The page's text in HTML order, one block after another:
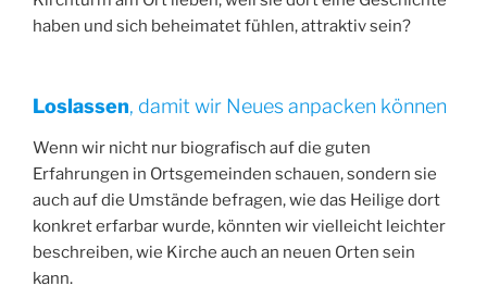
haben und sich beheimatet fühlen, attraktiv sein?
Loslassen, damit wir Neues anpacken können
Wenn wir nicht nur biografisch auf die guten
Erfahrungen in Ortsgemeinden schauen, sondern sie
auch auf die Umstände befragen, wie das Heilige dort
konkret erfarbar wurde, könnten wir vielleicht leichter
beschreiben, wie Kirche auch an neuen Orten sein
kann.